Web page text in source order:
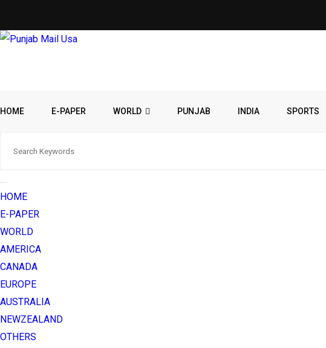
HOME E-PAPER WORLD PUNJAB INDIA SPORTS
HOME
E-PAPER
WORLD
AMERICA
CANADA
EUROPE
AUSTRALIA
NEWZEALAND
OTHERS